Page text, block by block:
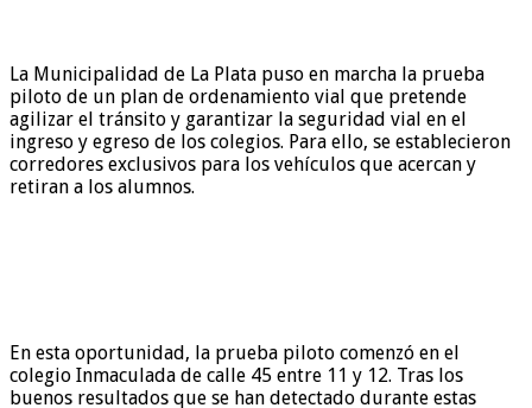
La Municipalidad de La Plata puso en marcha la prueba
piloto de un plan de ordenamiento vial que pretende
agilizar el tránsito y garantizar la seguridad vial en el
ingreso y egreso de los colegios. Para ello, se establecieron
corredores exclusivos para los vehículos que acercan y
retiran a los alumnos.
En esta oportunidad, la prueba piloto comenzó en el
colegio Inmaculada de calle 45 entre 11 y 12. Tras los
buenos resultados que se han detectado durante estas